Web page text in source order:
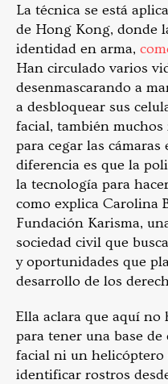
La técnica se está
de Hong Kong, donde
identidad en arma,
Han circulado varios
desenmascarando a
a desbloquear sus
facial, también
para cegar las
diferencia es que la
la tecnología para
como explica Carolina
Fundación Karisma,
sociedad civil que
y oportunidades que
desarrollo de los
Ella aclara que aquí
para tener una base
facial ni un
identificar rostros